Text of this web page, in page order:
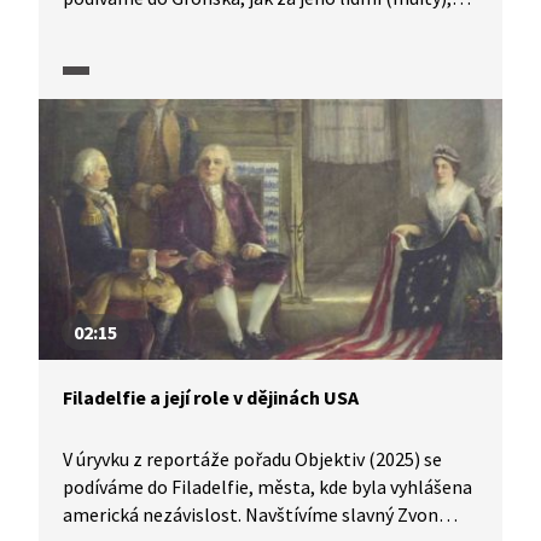
po nezávislosti nebo o tom, co mohou v této zemi
ledu zjistit glaciologové.
02:15
Filadelfie a její role v dějinách USA
V úryvku z reportáže pořadu Objektiv (2025) se
podíváme do Filadelfie, města, kde byla vyhlášena
americká nezávislost. Navštívíme slavný Zvon